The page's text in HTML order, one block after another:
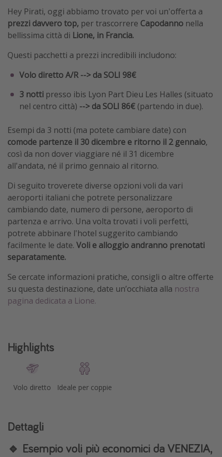
Hey Pirati, oggi abbiamo trovato per voi un'offerta a
prezzi davvero top, per trascorrere Capodanno nella
bellissima città di Lione, in Francia.
Questi pacchetti a prezzi incredibili includono:
Volo diretto A/R --> da SOLI 98€
3 notti presso ibis Lyon Part Dieu Les Halles (situato
nel centro città) --> da SOLI 86€ (partendo in due).
Esempi da 3 notti (ma potete cambiare date) con
comode partenze il 30 dicembre e ritorno il 2 gennaio,
così da non dover viaggiare né il 31 dicembre
all'andata, né il primo gennaio al ritorno.
Di seguito troverete diverse opzioni voli da vari
aeroporti italiani che potrete personalizzare
cambiando date, numero di persone, aeroporto di
partenza e arrivo. Una volta trovati i voli perfetti,
potrete abbinare l'hotel suggerito cambiando
facilmente le date. Voli e alloggio andranno prenotati
separatamente.
Se cercate informazioni pratiche, consigli o altre offerte
su questa destinazione, date un’occhiata alla nostra
pagina dedicata a Lione.
Highlights
Volo diretto Ideale per coppie
Dettagli
🔹 Esempio voli più economici da VENEZIA,